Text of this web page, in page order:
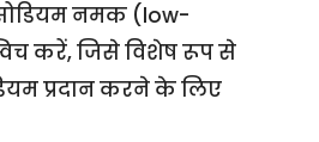
नमक (low-
करें, जिसे विशेष रूप से
प्रदान करने के लिए